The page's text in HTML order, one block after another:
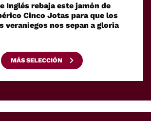
Inglés rebaja este jamón de
Cinco Jotas para que los
veraniegos nos sepan a gloria
MÁS SELECCIÓN